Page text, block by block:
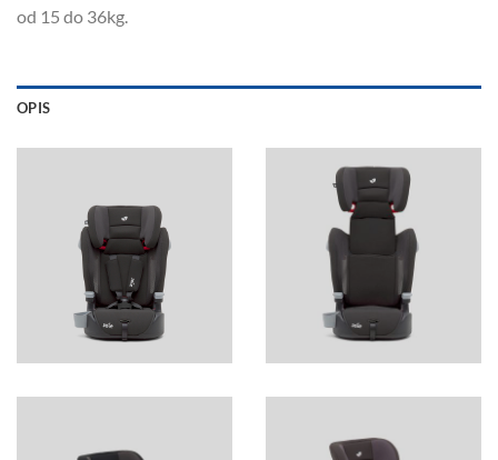
od 15 do 36kg.
OPIS